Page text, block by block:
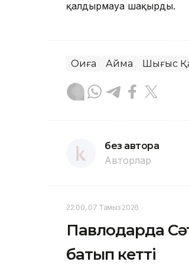
қалдырмауға шақырды.
Оқиға Аймақ Шығыс
без автора
Авторлар
22:00, 07 Тамыз 2026
Павлодарда
батып кетті